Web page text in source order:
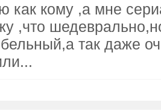
как кому ,а мне
,что
так даже